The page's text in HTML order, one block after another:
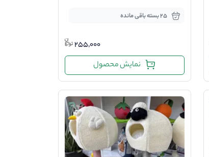
25 بسته باقی مانده
255,000
نمایش محصول